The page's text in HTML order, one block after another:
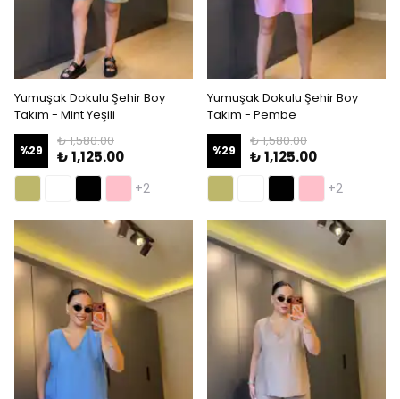
Yumuşak Dokulu Şehir Boy
Takım - Mint Yeşili
%29
₺ 1,580.00
₺ 1,125.00
+2
Yumuşak Dokulu Şehir Boy
Takım - Pembe
%29
₺ 1,580.00
₺ 1,125.00
+2